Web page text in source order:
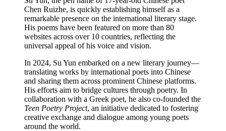
Chen Ruizhe, is quickly establishing himself as a
remarkable presence on the international literary stage.
His poems have been featured on more than 80
websites across over 10 countries, reflecting the
universal appeal of his voice and vision.
In 2024, Su Yun embarked on a new literary journey—
translating works by international poets into Chinese
and sharing them across prominent Chinese platforms.
His efforts aim to bridge cultures through poetry. In
collaboration with a Greek poet, he also co-founded the
Teen Poetry Project, an initiative dedicated to fostering
creative exchange and dialogue among young poets
around the world.